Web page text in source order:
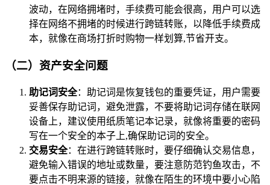
波动，在网络拥堵时，手续费可能会很高，用户可以选
择在网络不拥堵的时候进行跨链转账，以降低手续费成
本，就像在商场打折时购物一样划算,节省开支。
（二）资产安全问题
助记词安全：助记词是恢复钱包的重要凭证，用户需要
妥善保存助记词，避免泄露，不要将助记词存储在联网
设备上，建议使用纸质笔记本记录，就像将重要的密码
写在一个安全的本子上,确保助记词的安全。
交易安全：在进行跨链转账时，要仔细确认交易信息，
避免输入错误的地址或数量，要注意防范钓鱼攻击，不
要点击不明来源的链接，就像在陌生的环境中要小心陷